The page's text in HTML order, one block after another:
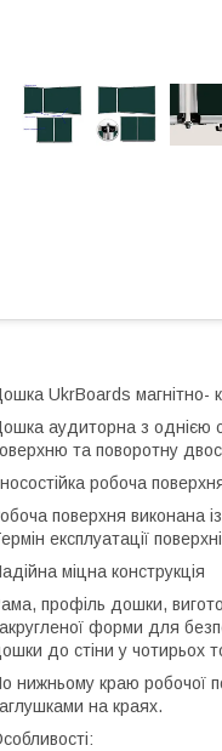
UkrBoards магнітно-
аудиторна з однією
та поворотну
робоча
поверхня виконана
експлуатації
міцна конструкція
профіль дошки,
форми для
до стіни у чотирьох
нижньому краю робочої
на краях.